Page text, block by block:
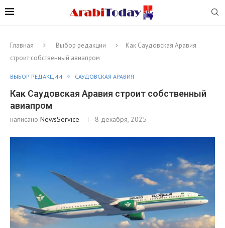
Главная Выбор редакции
Как Саудовская Аравия
строит собственный авиапром
ВЫБОР РЕДАКЦИИ САУДОВСКАЯ АРАВИЯ
Как Саудовская Аравия строит собственный
авиапром
написано NewsService 8 декабря, 2025